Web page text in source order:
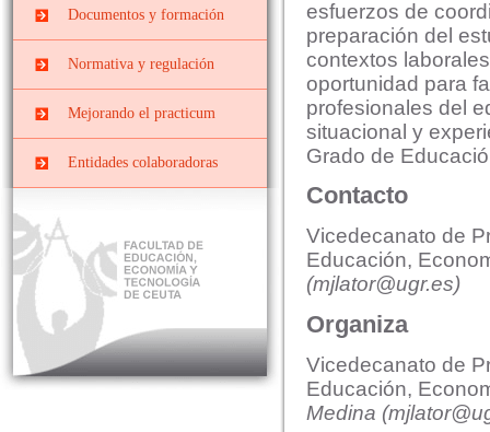
PRIMARIA
mención]
de Educación Social
Centros docentes
Prácticas
EXTRACURRICULARES
Prácticas ERASMUS
Documentos y formación
Cursos, congresos y
jornadas
Documentos y Tutoriales
Normativa y regulación
Convenios y Órdenes
Reguladoras
Comisiones
Interna
Planes de prácticas
Mejorando el practicum
Datos y cifras de cursos
anteriores
El Prácticum en los
estudios de grado
Educación Primaria
Educación Social
Entidades colaboradoras
esfuerzos de
preparación del
contextos
oportunidad para
profesionales del
situacional y
Grado de
Contacto
Vicedecanato de
Educación,
(mjlator@ugr.es)
Organiza
Vicedecanato de
Educación,
Medina (mjlator@u